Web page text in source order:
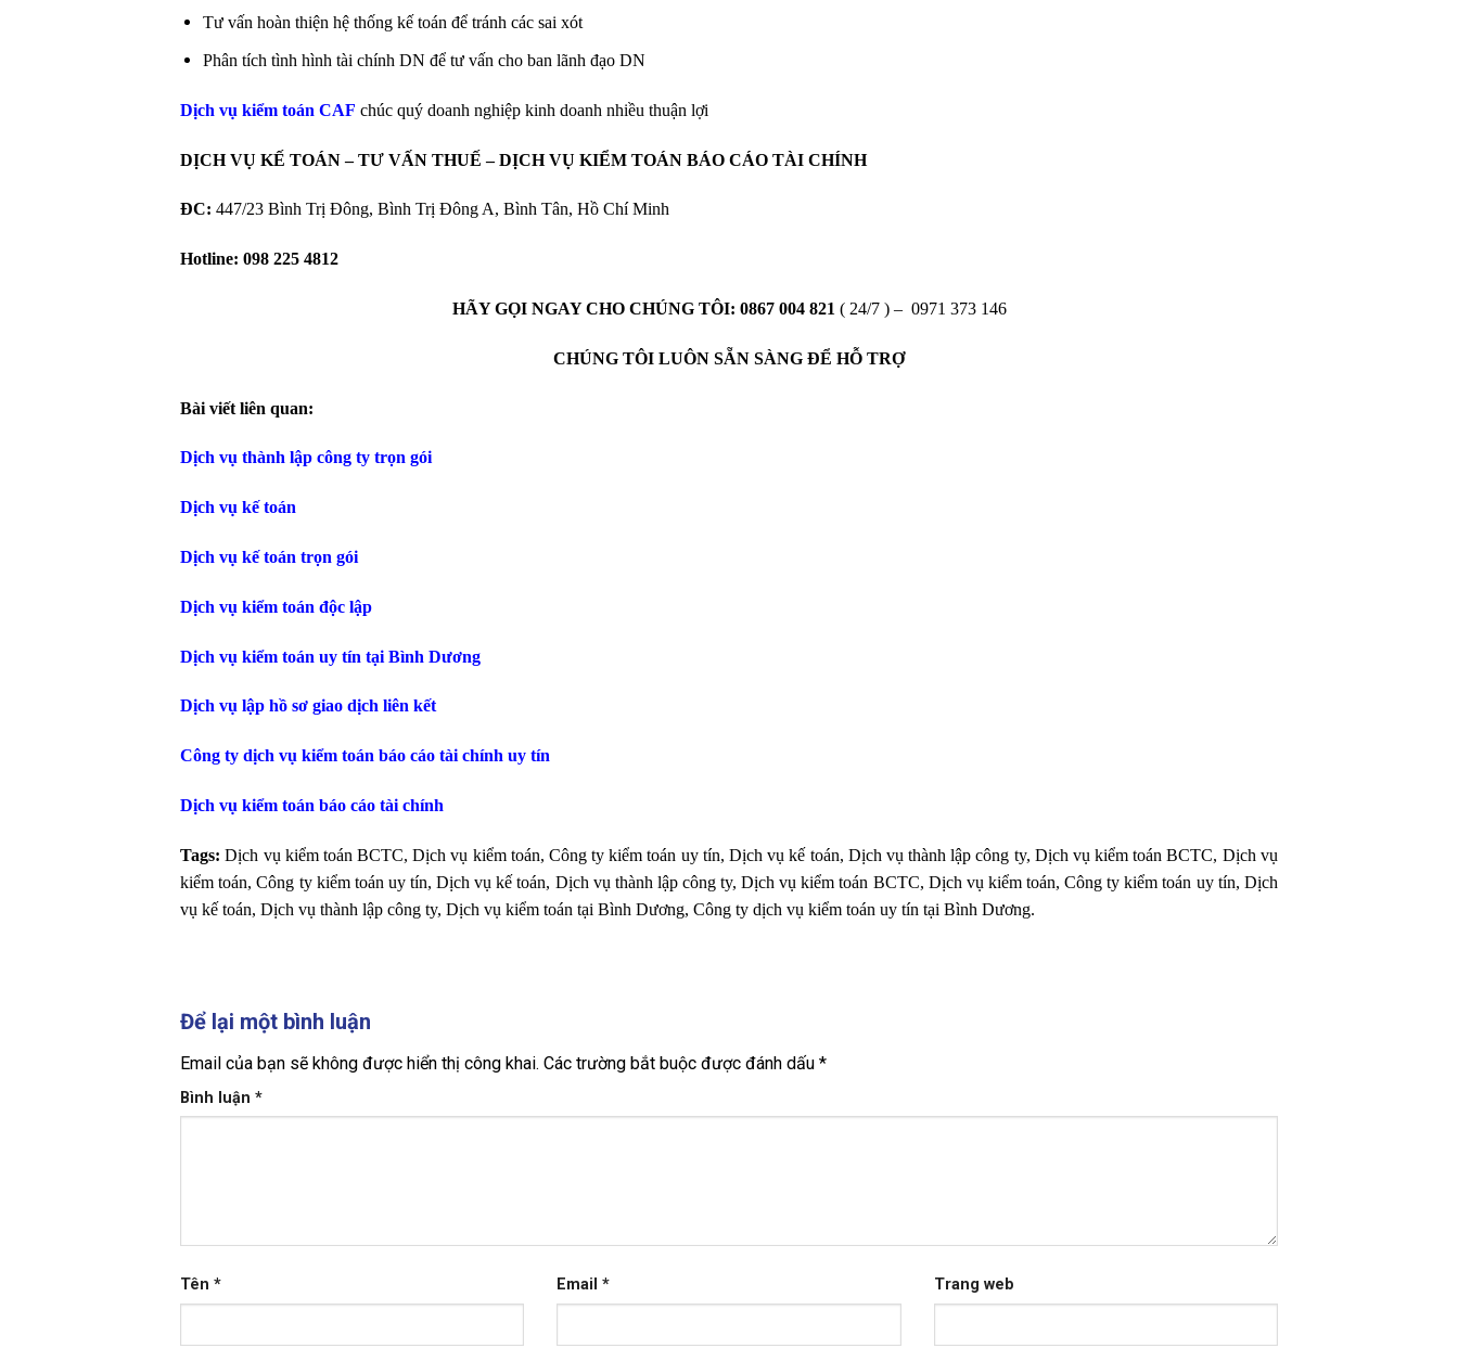
Tư vấn hoàn thiện hệ thống kế toán để tránh các sai xót
Phân tích tình hình tài chính DN để tư vấn cho ban lãnh đạo DN
Dịch vụ kiểm toán CAF chúc quý doanh nghiệp kinh doanh nhiều thuận lợi
DỊCH VỤ KẾ TOÁN – TƯ VẤN THUẾ – DỊCH VỤ KIỂM TOÁN BÁO CÁO TÀI CHÍNH
ĐC: 447/23 Bình Trị Đông, Bình Trị Đông A, Bình Tân, Hồ Chí Minh
Hotline: 098 225 4812
HÃY GỌI NGAY CHO CHÚNG TÔI: 0867 004 821 ( 24/7 ) – 0971 373 146
CHÚNG TÔI LUÔN SẴN SÀNG ĐỂ HỖ TRỢ
Bài viết liên quan:
Dịch vụ thành lập công ty trọn gói
Dịch vụ kế toán
Dịch vụ kế toán trọn gói
Dịch vụ kiểm toán độc lập
Dịch vụ kiểm toán uy tín tại Bình Dương
Dịch vụ lập hồ sơ giao dịch liên kết
Công ty dịch vụ kiểm toán báo cáo tài chính uy tín
Dịch vụ kiểm toán báo cáo tài chính
Tags: Dịch vụ kiểm toán BCTC, Dịch vụ kiểm toán, Công ty kiểm toán uy tín, Dịch vụ kế toán, Dịch vụ thành lập công ty, Dịch vụ kiểm toán BCTC, Dịch vụ
kiểm toán, Công ty kiểm toán uy tín, Dịch vụ kế toán, Dịch vụ thành lập công ty, Dịch vụ kiểm toán BCTC, Dịch vụ kiểm toán, Công ty kiểm toán uy tín, Dịch
vụ kế toán, Dịch vụ thành lập công ty, Dịch vụ kiểm toán tại Bình Dương, Công ty dịch vụ kiểm toán uy tín tại Bình Dương.
Để lại một bình luận
Email của bạn sẽ không được hiển thị công khai. Các trường bắt buộc được đánh dấu*
Bình luận*
Tên* Email* Trang web